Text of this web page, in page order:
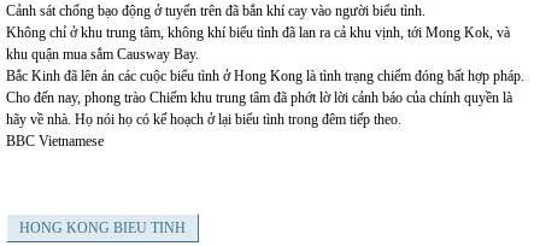
Cảnh sát chống bạo động ở tuyến trên đã bắn khí cay vào người biểu tình.
Không chỉ ở khu trung tâm, không khí biểu tình đã lan ra cả khu vịnh, tới Mong Kok, và
khu quận mua sắm Causway Bay.
Bắc Kinh đã lên án các cuộc biểu tình ở Hong Kong là tình trạng chiếm đóng bất hợp pháp.
Cho đến nay, phong trào Chiếm khu trung tâm đã phớt lờ lời cảnh báo của chính quyền là
hãy về nhà. Họ nói họ có kế hoạch ở lại biểu tình trong đêm tiếp theo.
BBC Vietnamese
HONG KONG BIEU TINH